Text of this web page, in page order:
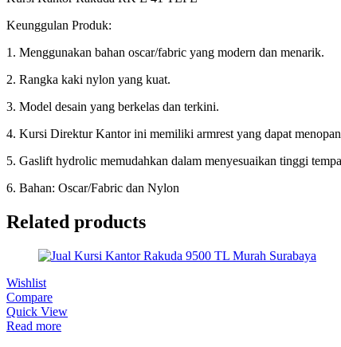
Keunggulan Produk:
1. Menggunakan bahan oscar/fabric yang modern dan menarik.
2. Rangka kaki nylon yang kuat.
3. Model desain yang berkelas dan terkini.
4. Kursi Direktur Kantor ini memiliki armrest yang dapat
5. Gaslift hydrolic memudahkan dalam menyesuaikan tinggi
6. Bahan: Oscar/Fabric dan Nylon
Related products
Wishlist
Compare
Quick View
Read more